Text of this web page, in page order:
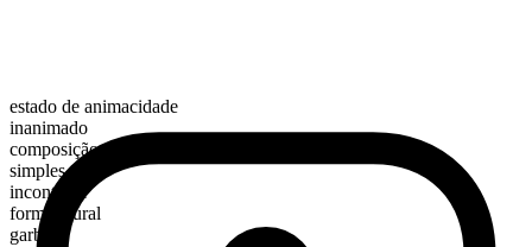
estado de animacidade
inanimado
composição morfológica
simples
incontável
forma plural
garbs